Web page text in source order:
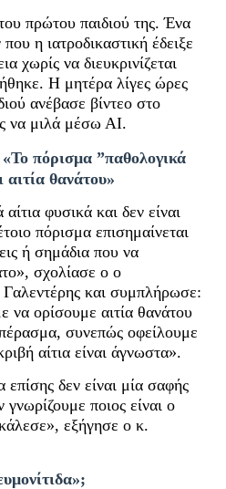
πρώτου παιδιού της. Ένα
η ιατροδικαστική έδειξε
χωρίς να διευκρινίζεται
Η μητέρα λίγες ώρες
ανέβασε βίντεο στο
να μιλά μέσω ΑΙ.
πόρισμα ”παθολογικά
αιτία θανάτου»
φυσικά και δεν είναι
πόρισμα επισημαίνεται
ή σημάδια που να
σχολίασε ο ο
Γαλεντέρης και συμπλήρωσε:
να ορίσουμε αιτία θανάτου
συνεπώς οφείλουμε
αίτια είναι άγνωστα».
επίσης δεν είναι μία σαφής
ποιος είναι ο
εξήγησε ο κ.